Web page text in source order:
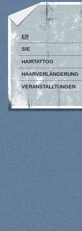
ER
SIE
HAIRTATTOO
HAARVERLÄNGERUNG
VERANSTALLTUNGEN